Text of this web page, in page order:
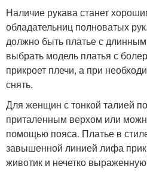
Наличие рукава станет
обладательниц полноватых
должно быть платье с
выбрать модель платья с
прикроет плечи, а при
снять.
Для женщин с тонкой талией
приталенным верхом или
помощью пояса. Платье в
завышенной линией лифа
животик и нечетко